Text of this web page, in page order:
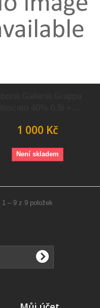
1 000 Kč
Není skladem
1 – 9 z 9 položek